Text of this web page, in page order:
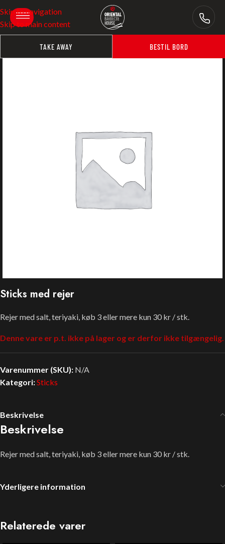
Skip to navigation
Skip to main content
TAKE AWAY BESTIL BORD
Sticks med rejer
Rejer med salt, teriyaki, køb 3 eller mere kun 30 kr / stk.
Denne vare er p.t. ikke på lager og er derfor ikke tilgængelig.
Varenummer (SKU): N/A
Kategori:Sticks
Beskrivelse
Beskrivelse
Rejer med salt, teriyaki, køb 3 eller mere kun 30 kr / stk.
Yderligere information
Relaterede varer